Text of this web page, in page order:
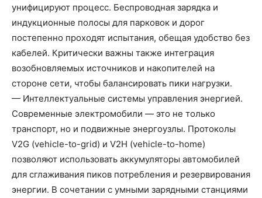
унифицируют процесс. Беспроводная зарядка и
индукционные полосы для парковок и дорог
постепенно проходят испытания, обещая удобство без
кабелей. Критически важны также интеграция
возобновляемых источников и накопителей на
стороне сети, чтобы балансировать пики нагрузки.
— Интеллектуальные системы управления энергией.
Современные электромобили — это не только
транспорт, но и подвижные энергоузлы. Протоколы
V2G (vehicle-to-grid) и V2H (vehicle-to-home)
позволяют использовать аккумуляторы автомобилей
для сглаживания пиков потребления и резервирования
энергии. В сочетании с умными зарядными станциями